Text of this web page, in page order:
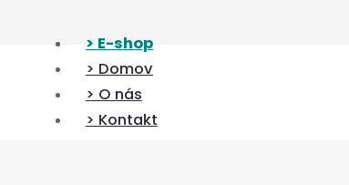
> E-shop
> Domov
> O nás
> Kontakt